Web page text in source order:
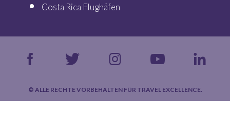
Costa Rica Flughäfen
© ALLE RECHTE VORBEHALTEN FÜR TRAVEL EXCELLENCE.